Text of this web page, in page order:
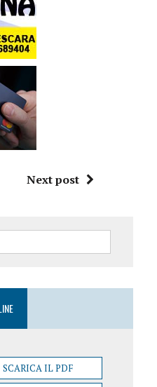
Next post
SCARICA IL PDF